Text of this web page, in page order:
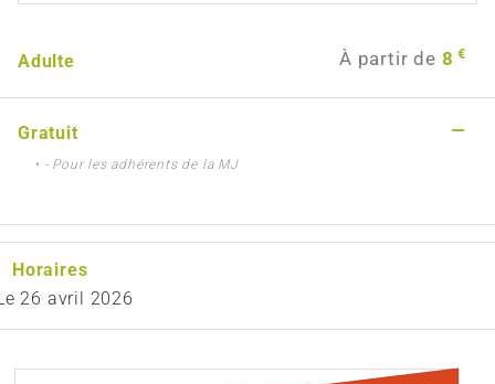
Adulte À partir de 8 €
Gratuit —
• - Pour les adhérents de la MJ
Horaires
26 avril 2026